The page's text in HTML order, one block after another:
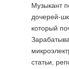
Музыкант
дочерей-
который
статьи,